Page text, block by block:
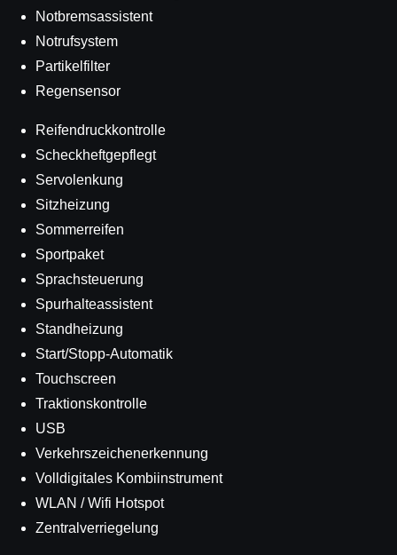
Notbremsassistent
Notrufsystem
Partikelfilter
Regensensor
Reifendruckkontrolle
Scheckheftgepflegt
Servolenkung
Sitzheizung
Sommerreifen
Sportpaket
Sprachsteuerung
Spurhalteassistent
Standheizung
Start/Stopp-Automatik
Touchscreen
Traktionskontrolle
USB
Verkehrszeichenerkennung
Volldigitales Kombiinstrument
WLAN / Wifi Hotspot
Zentralverriegelung